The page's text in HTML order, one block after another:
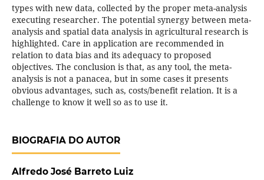
types with new data, collected by the proper meta-analysis
executing researcher. The potential synergy between meta-
analysis and spatial data analysis in agricultural research is
highlighted. Care in application are recommended in
relation to data bias and its adequacy to proposed
objectives. The conclusion is that, as any tool, the meta-
analysis is not a panacea, but in some cases it presents
obvious advantages, such as, costs/benefit relation. It is a
challenge to know it well so as to use it.
BIOGRAFIA DO AUTOR
Alfredo José Barreto Luiz